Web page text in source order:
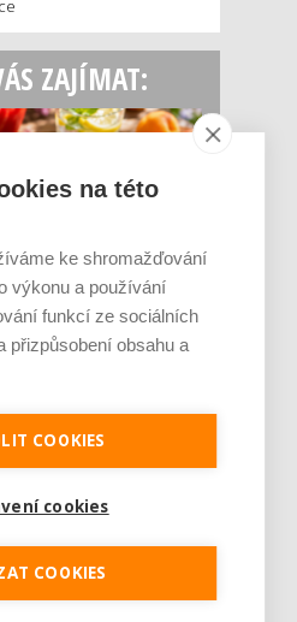
ZAJÍMAT:
ořechy. Potraviny,
hormonům a ulevuj [...]
dopřát hormonům
na této
ke shromažďování
výkonu a používání
funkcí ze sociálních
přizpůsobení obsahu a
COOKIES
cookies
COOKIES